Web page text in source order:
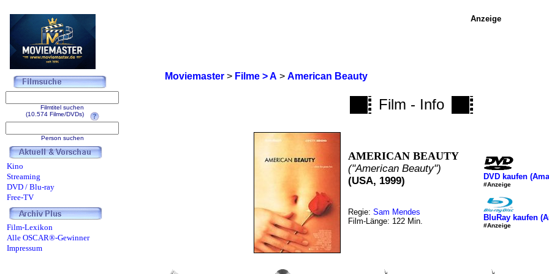
Moviemaster> Filme > A > American Beauty
Film - Info
AMERICAN BEAUTY
("American Beauty")
(USA, 1999)
Regie:Sam Mendes
Film-Länge: 122 Min.
DVD kaufen
#Anzeige
BluRay kaufen
#Anzeige
Anzeige
Filmtitel suchen
(10.574 Filme/DVDs)
Person suchen
Kino
Streaming
DVD / Blu-ray
Free-TV
Film-Lexikon
Alle OSCAR®-Gewinner
Impressum